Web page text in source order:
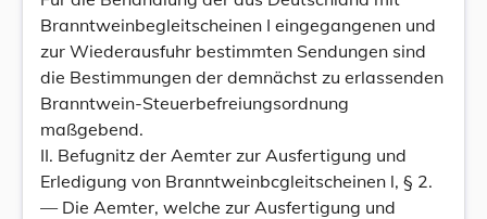
Branntweinbegleitscheinen I eingegangenen und
zur Wiederausfuhr bestimmten Sendungen sind
die Bestimmungen der demnächst zu erlassenden
Branntwein-Steuerbefreiungsordnung
maßgebend.
II. Befugnitz der Aemter zur Ausfertigung und
Erledigung von Branntweinbcgleitscheinen l, § 2.
— Die Aemter, welche zur Ausfertigung und